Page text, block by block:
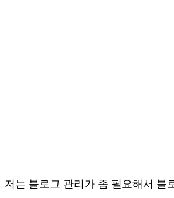
저는 블로그 관리가 좀 필요해서 블